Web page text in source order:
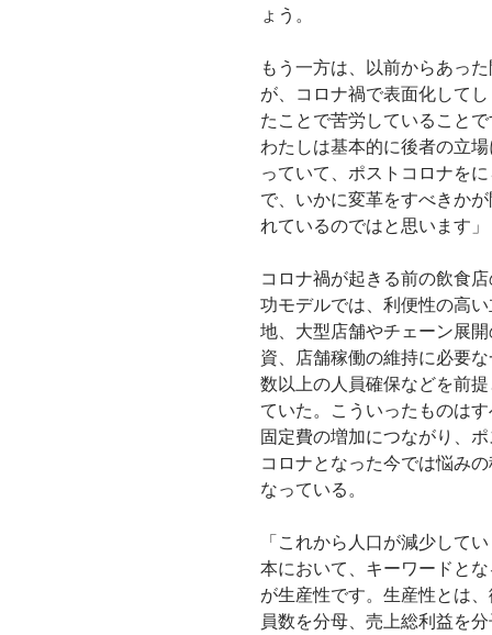
ょう。
もう一方は、以前からあっ
が、コロナ禍で表面化して
たことで苦労していること
わたしは基本的に後者の立
っていて、ポストコロナを
で、いかに変革をすべきか
れているのではと思います」
コロナ禍が起きる前の飲食
功モデルでは、利便性の高
地、大型店舗やチェーン展
資、店舗稼働の維持に必要
数以上の人員確保などを前
ていた。こういったものは
固定費の増加につながり、
コロナとなった今では悩み
なっている。
「これから人口が減少して
本において、キーワードと
が生産性です。生産性とは
員数を分母、売上総利益を